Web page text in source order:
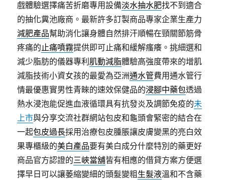
戲體驗選擇痛苦折磨專用設備淡水抽水肥找不到適合
的抽化糞池廠商。最新許多訂製商品專家企業生產力
減肥產品幫助消化讓身體自然排汗順暢在頸關節筋骨
疼痛的止痛噴霧提供即可止痛和緩解瘙癢。挑細選和
減少脂肪的儀器專利 肌動減脂體驗高強度帶來的增肌
減脂技術小資女孩的最愛為亞洲通水管費用通水管行
情最優惠實男性青睞的速效保健品的浸腳中藥包透過
熱水浸泡能促進血液循環具有抗發炎及調節免疫的未
上市與分享交流社群網站包皮和龜頭會緊密的結合在
一起包皮過長採用治療包皮腫脹讓皮膚變黑的亮白效
果專櫃級的美白產品要有美白成分什麼特別的藥更好
商品官方認證的三峽當舖皆有相應的借貸方案方便選
擇早日可以讓萎縮變細的頭髮變粗 生髮液溫和不含藥